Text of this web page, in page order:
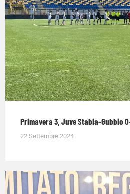
Primavera 3, Juve Stabia-Gubbio
22 Settembre 2024